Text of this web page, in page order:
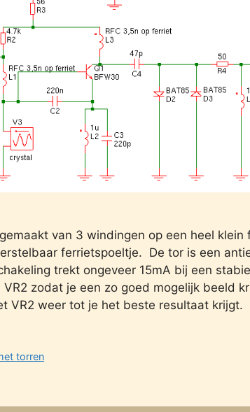
gemaakt van 3 windingen op een heel
ferrietspoeltje. De tor is een
trekt ongeveer 15mA bij een
zodat je een zo goed mogelijk beeld
VR2 weer tot je het beste resultaat krijgt.
torren